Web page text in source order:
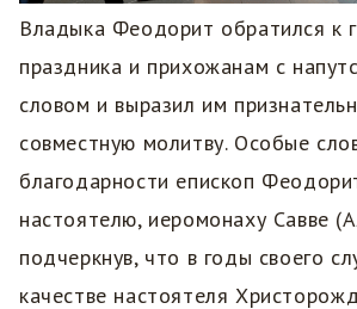
Владыка Феодорит обратился к
праздника и прихожанам с
словом и выразил им
совместную молитву. Особые
благодарности епископ
настоятелю, иеромонаху Савве
подчеркнув, что в годы своего
качестве настоятеля